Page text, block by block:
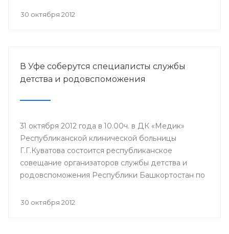
30 октября 2012
В Уфе соберутся специалисты службы
детства и родовспоможения
31 октября 2012 года в 10.00ч. в ДК «Медик»
Республиканской клинической больницы
Г.Г.Куватова состоится республиканское
совещание организаторов службы детства и
родовспоможения Республики Башкортостан по
30 октября 2012